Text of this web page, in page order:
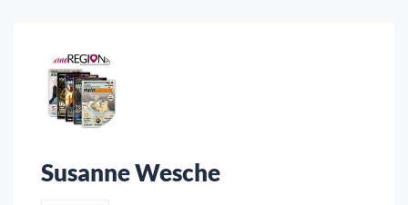
Susanne Wesche